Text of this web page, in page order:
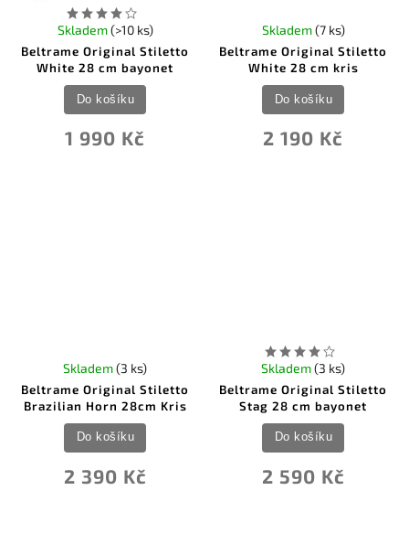
Beltrame Original Stiletto
White 28 cm bayonet
Skladem(>10 ks)
1 990 Kč
Do košíku
Beltrame Original Stiletto
White 28 cm kris
Skladem(7 ks)
2 190 Kč
Do košíku
Beltrame Original Stiletto
Brazilian Horn 28cm Kris
Skladem(3 ks)
2 390 Kč
Do košíku
Beltrame Original Stiletto
Stag 28 cm bayonet
Skladem(3 ks)
2 590 Kč
Do košíku